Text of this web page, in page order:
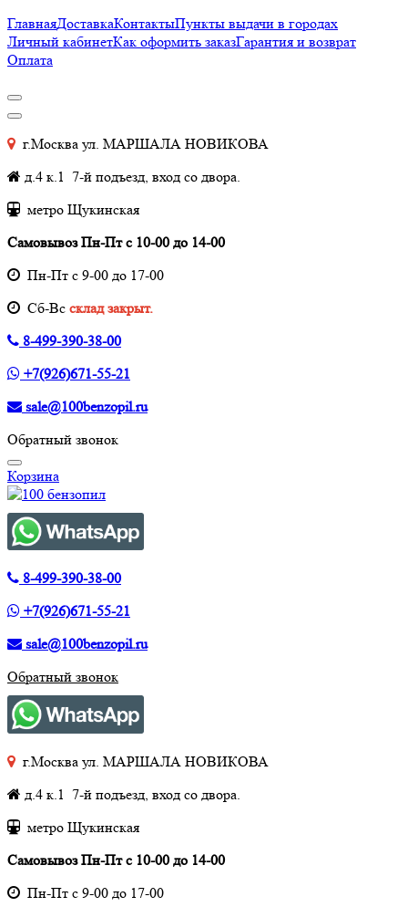
ГлавнаяДоставкаКонтактыПункты выдачи в городах
Личный кабинетКак оформить заказГарантия и возврат
Оплата
г.Москва ул. МАРШАЛА НОВИКОВА
д.4 к.1 7-й подъезд, вход со двора.
метро Щукинская
Самовывоз Пн-Пт с 10-00 до 14-00
Пн-Пт с 9-00 до 17-00
Cб-Вс склад закрыт.
8-499-390-38-00
+7(926)671-55-21
sale@100benzopil.ru
Обратный звонок
Корзина
8-499-390-38-00
+7(926)671-55-21
sale@100benzopil.ru
Обратный звонок
г.Москва ул. МАРШАЛА НОВИКОВА
д.4 к.1 7-й подъезд, вход со двора.
метро Щукинская
Самовывоз Пн-Пт с 10-00 до 14-00
Пн-Пт с 9-00 до 17-00